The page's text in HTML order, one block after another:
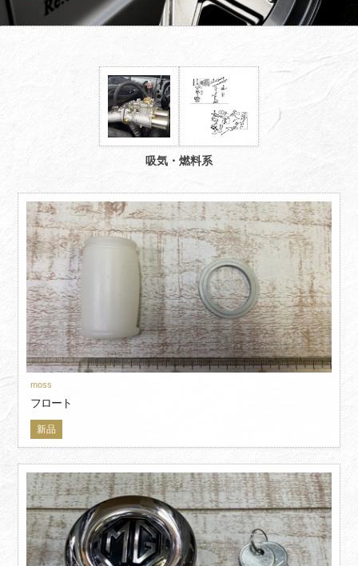
吸気・燃料系
moss
フロート
新品